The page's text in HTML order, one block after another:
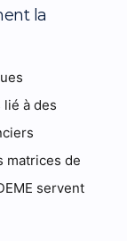
la
lié à des
matrices de
servent